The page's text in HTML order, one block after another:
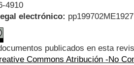
4910
electrónico:
publicados en esta
Commons Atribución -No